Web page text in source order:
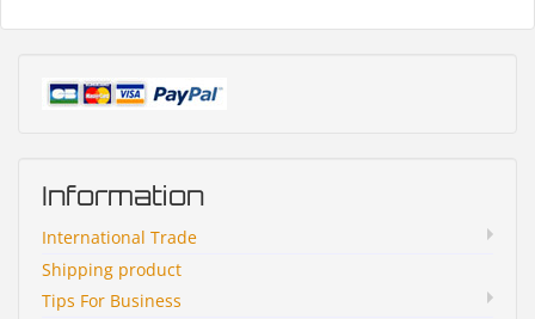
Information
International Trade
Shipping product
Tips For Business